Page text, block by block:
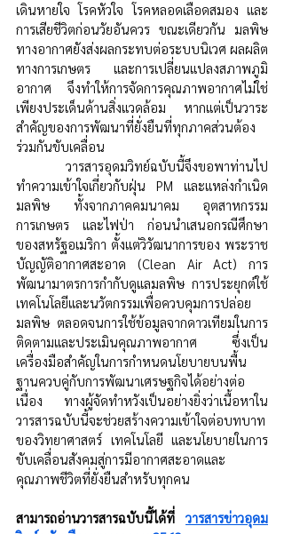
เดินหายใจ โรคหัวใจ โรคหลอดเลือดสมอง และ
การเสียชีวิตก่อนวัยอันควร ขณะเดียวกัน มลพิษ
ทางอากาศยังส่งผลกระทบต่อระบบนิเวศ ผลผลิต
ทางการเกษตร และการเปลี่ยนแปลงสภาพภูมิ
อากาศ จึงทำให้การจัดการคุณภาพอากาศไม่ใช่
เพียงประเด็นด้านสิ่งแวดล้อม หากแต่เป็นวาระ
สำคัญของการพัฒนาที่ยั่งยืนที่ทุกภาคส่วนต้อง
ร่วมกันขับเคลื่อน
ทำความเข้าใจเกี่ยวกับฝุ่น PM และแหล่งกำเนิด
มลพิษ ทั้งจากภาคคมนาคม อุตสาหกรรม
การเกษตร และไฟป่า ก่อนนำเสนอกรณีศึกษา
ของสหรัฐอเมริกา ตั้งแต่วิวัฒนาการของ พระราช
บัญญัติอากาศสะอาด (Clean Air Act) การ
พัฒนามาตรการกำกับดูแลมลพิษ การประยุกต์ใช้
เทคโนโลยีและนวัตกรรมเพื่อควบคุมการปล่อย
มลพิษ ตลอดจนการใช้ข้อมูลจากดาวเทียมในการ
ติดตามและประเมินคุณภาพอากาศ ซึ่งเป็น
เครื่องมือสำคัญในการกำหนดนโยบายบนพื้น
ฐานควบคู่กับการพัฒนาเศรษฐกิจได้อย่างต่อ
เนื่อง ทางผู้จัดทำหวังเป็นอย่างยิ่งว่าเนื้อหาใน
วารสารฉบับนี้จะช่วยสร้างความเข้าใจต่อบทบาท
ของวิทยาศาสตร์ เทคโนโลยี และนโยบายในการ
ขับเคลื่อนสังคมสู่การมีอากาศสะอาดและ
คุณภาพชีวิตที่ยั่งยืนสำหรับทุกคน
สามารถอ่านวารสารฉบับนี้ได้ที่
วารสารข่าวอุดม